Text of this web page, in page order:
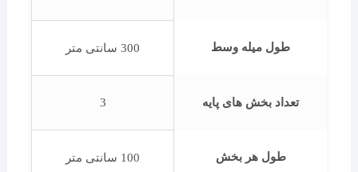
طول میله وسط 300 سانتی متر
تعداد بخش های پایه 3
طول هر بخش 100 سانتی متر